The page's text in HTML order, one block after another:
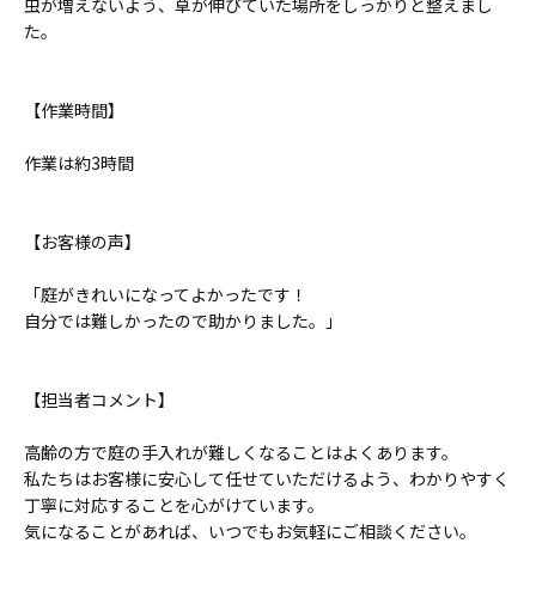
た。
【作業時間】
作業は約3時間
【お客様の声】
「庭がきれいになってよかったです！
自分では難しかったので助かりました。」
【担当者コメント】
高齢の方で庭の手入れが難しくなることはよくあります。
私たちはお客様に安心して任せていただけるよう、わかりやすく
丁寧に対応することを心がけています。
気になることがあれば、いつでもお気軽にご相談ください。